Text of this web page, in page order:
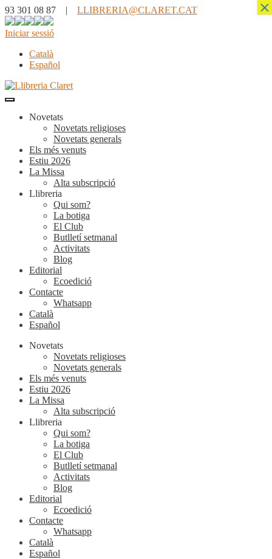
93 301 08 87 | LLIBRERIA@CLARET.CAT
Iniciar sessió
Català
Español
Novetats
Novetats religioses
Novetats generals
Els més venuts
Estiu 2026
La Missa
Alta subscripció
Llibreria
Qui som?
La botiga
El Club
Butlletí setmanal
Activitats
Blog
Editorial
Ecoedició
Contacte
Whatsapp
Català
Español
Novetats
Novetats religioses
Novetats generals
Els més venuts
Estiu 2026
La Missa
Alta subscripció
Llibreria
Qui som?
La botiga
El Club
Butlletí setmanal
Activitats
Blog
Editorial
Ecoedició
Contacte
Whatsapp
Català
Español
×